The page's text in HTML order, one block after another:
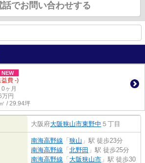
話でお問い合わせする
NEW
益費 -)
ヶ月
万円
/ 29.94坪
大阪府大阪狭山市東野中 ５丁目
南海高野線 「 狭山 」駅 徒歩23分
南海高野線 「 北野田 」駅 徒歩25分
南海高野線 「 大阪狭山市 」駅 徒歩30